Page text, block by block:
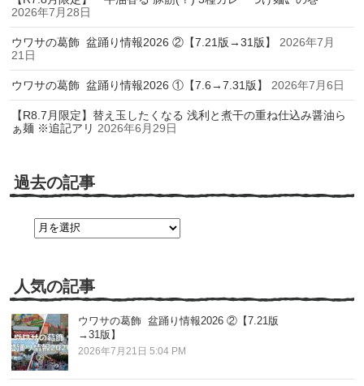
2026年7月28日
ウワサの葛飾 盆踊り情報2026 ②【7.21版→31版】
2026年7月
21日
ウワサの葛飾 盆踊り情報2026 ①【7.6→7.31版】 2026年7月6日
【R8.7月限定】替え玉したくなる 浅利と煮干の重ね仕込み醤油ら
ぁ麺 ※追記アリ 2026年6月29日
過去の記事
人気の記事
ウワサの葛飾 盆踊り情報2026 ②【7.21版
→31版】
2026年7月21日 5:04 PM